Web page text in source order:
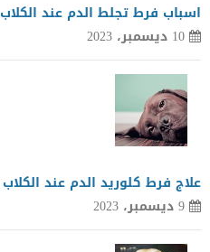
اسباب فرط تجلط الدم عند الكلاب
10 ديسمبر، 2023
علاج فرط كلوريد الدم عند الكلاب
9 ديسمبر، 2023